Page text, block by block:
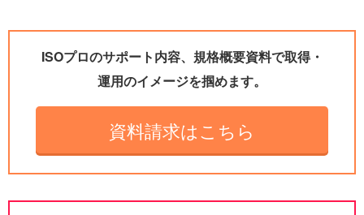
ISOプロのサポート内容、規格概要資料で取得・
運用のイメージを掴めます。
資料請求はこちら